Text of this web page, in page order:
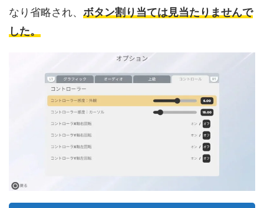
なり省略され、 ボタン割り当ては見当たりませんで
した。